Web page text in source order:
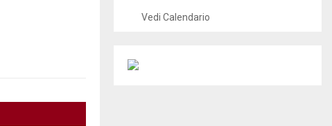
Vedi Calendario